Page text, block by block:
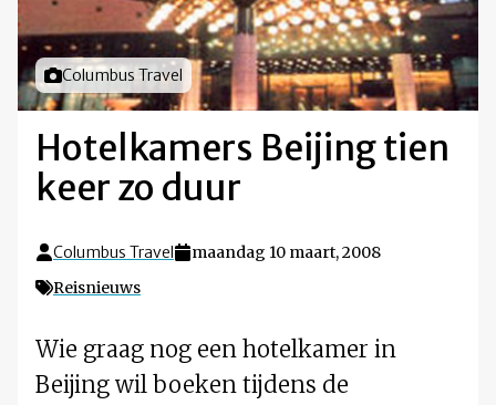
Foto door
Columbus Travel
Hotelkamers Beijing tien
keer zo duur
Columbus Travel
maandag 10 maart, 2008
Reisnieuws
Wie graag nog een hotelkamer in
Beijing wil boeken tijdens de